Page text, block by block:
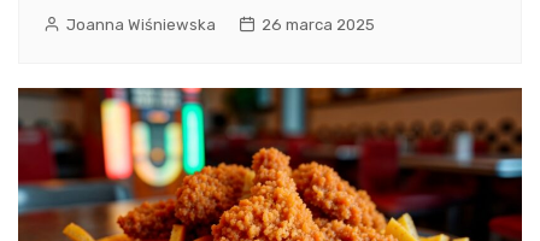
Joanna Wiśniewska 26 marca 2025